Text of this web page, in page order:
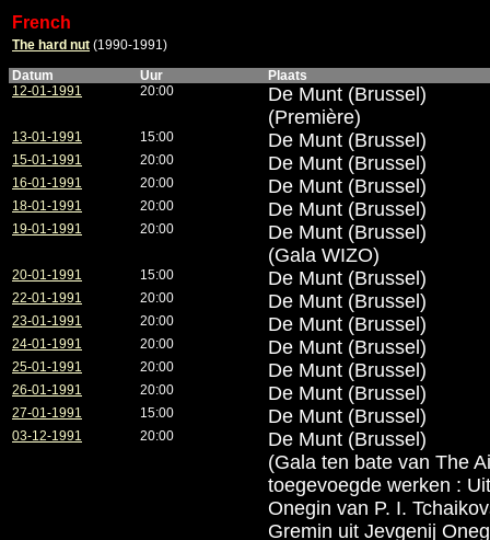
French
The hard nut (1990-1991)
Datum
Uur
Plaats
12-01-1991
20:00
De Munt (Brussel)
(Première)
13-01-1991 15:00 De Munt (Brussel)
15-01-1991 20:00 De Munt (Brussel)
16-01-1991 20:00 De Munt (Brussel)
18-01-1991 20:00 De Munt (Brussel)
19-01-1991 20:00
De Munt (Brussel)
(Gala WIZO)
20-01-1991 15:00 De Munt (Brussel)
22-01-1991 20:00 De Munt (Brussel)
23-01-1991 20:00 De Munt (Brussel)
24-01-1991 20:00 De Munt (Brussel)
25-01-1991 20:00 De Munt (Brussel)
26-01-1991 20:00 De Munt (Brussel)
27-01-1991 15:00 De Munt (Brussel)
03-12-1991 20:00
De Munt (Brussel)
(Gala ten bate van The
toegevoegde werken :
Onegin van P. I.
Gremin uit Jevgenij